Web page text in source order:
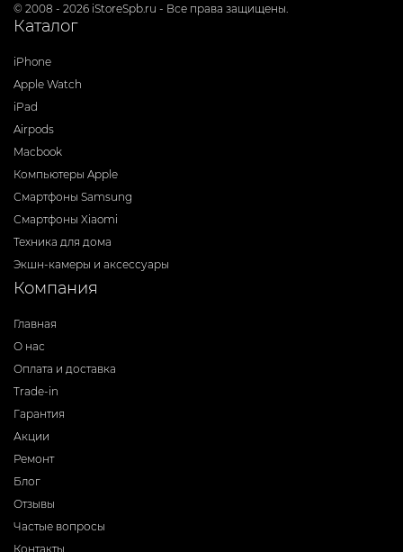
© 2008 - 2026 iStoreSpb.ru - Все права защищены.
Каталог
iPhone
Apple Watch
iPad
Airpods
Macbook
Компьютеры Apple
Смартфоны Samsung
Смартфоны Xiaomi
Техника для дома
Экшн-камеры и аксессуары
Компания
Главная
О нас
Оплата и доставка
Trade-in
Гарантия
Акции
Ремонт
Блог
Отзывы
Частые вопросы
Контакты